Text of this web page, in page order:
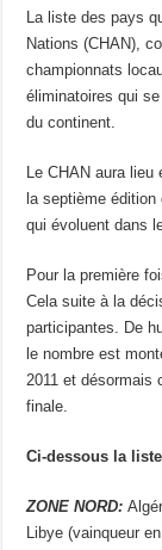
La liste des pays
Nations (CHAN),
championnats
éliminatoires qui
du continent.
Le CHAN aura lieu
la septième
qui évoluent dans
Pour la première
Cela suite à la
participantes. De
le nombre est
2011 et désormais
finale.
Ci-dessous la
ZONE NORD:
Libye (vainqueur en